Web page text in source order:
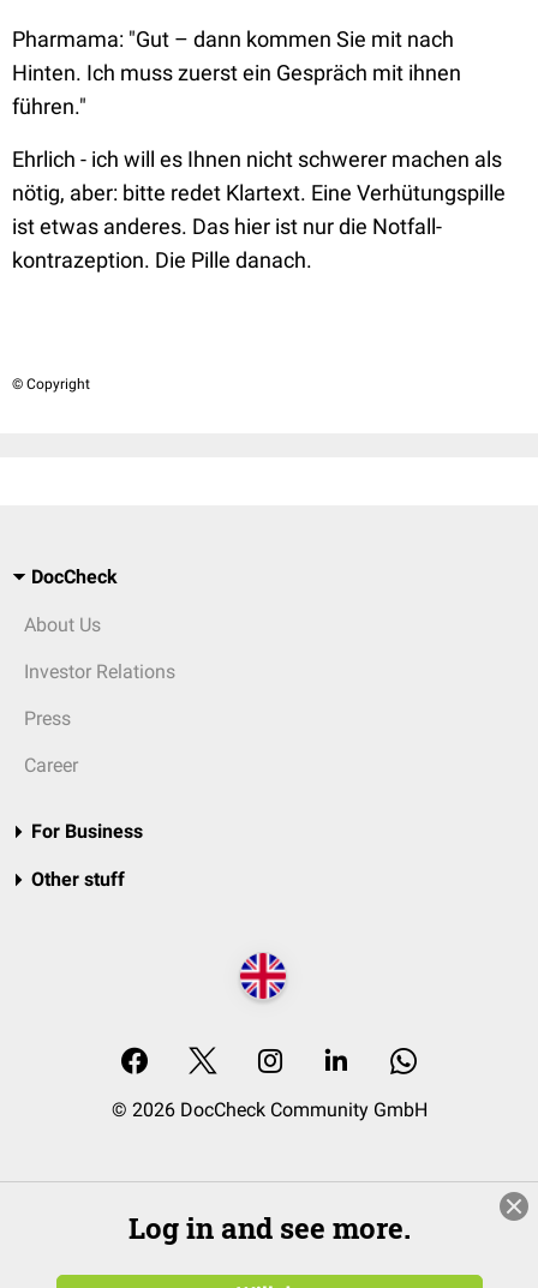
Pharmama: "Gut – dann kommen Sie mit nach
Hinten. Ich muss zuerst ein Gespräch mit ihnen
führen."
Ehrlich - ich will es Ihnen nicht schwerer machen als
nötig, aber: bitte redet Klartext. Eine Verhütungspille
ist etwas anderes. Das hier ist nur die Notfall-
kontrazeption. Die Pille danach.
© Copyright
DocCheck
About Us
Investor Relations
Press
Career
For Business
Other stuff
© 2026 DocCheck Community GmbH
Log in and see more.